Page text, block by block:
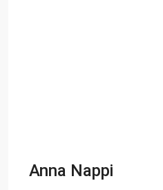
Anna Nappi